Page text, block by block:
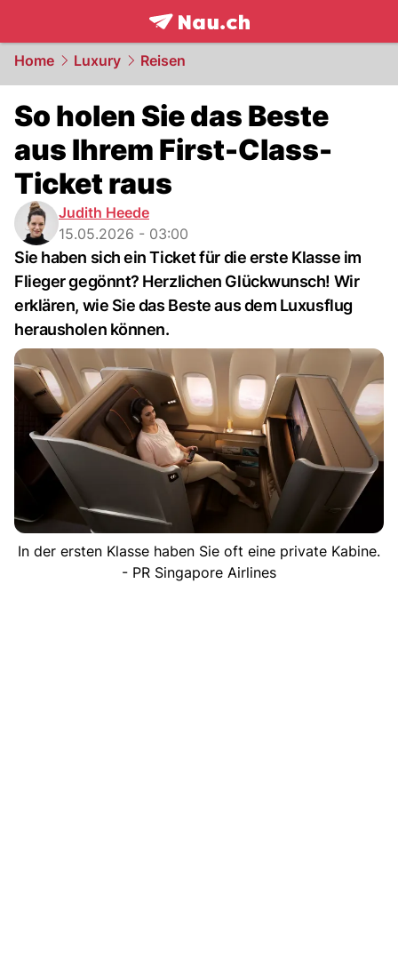
frontpage.NAU.ch
Home Luxury Reisen
So holen Sie das Beste
aus Ihrem First-Class-
Ticket raus
Judith Heede
15.05.2026 - 03:00
Sie haben sich ein Ticket für die erste Klasse im
Flieger gegönnt? Herzlichen Glückwunsch! Wir
erklären, wie Sie das Beste aus dem Luxusflug
herausholen können.
In der ersten Klasse haben Sie oft eine private Kabine.
- PR Singapore Airlines